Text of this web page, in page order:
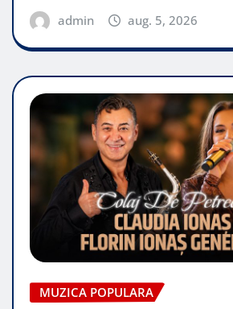
admin aug. 5, 2026
MUZICA POPULARA